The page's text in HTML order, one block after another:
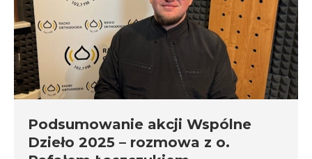
Podsumowanie akcji Wspólne
Dzieło 2025 – rozmowa z o.